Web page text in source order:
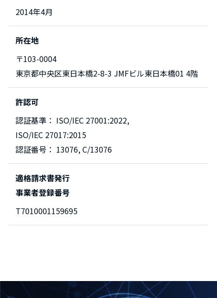
2014年4月
所在地
〒103-0004
東京都中央区東日本橋2-8-3 JMFビル東日本橋01 4階
許認可
認証基準： ISO/IEC 27001:2022,
ISO/IEC 27017:2015
認証番号： 13076, C/13076
適格請求書発行
事業者登録番号
T7010001159695